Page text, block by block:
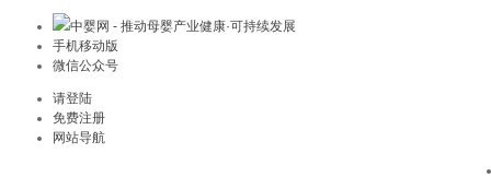
中婴网 - 推动母婴产业健康·可持续发展
手机移动版
微信公众号
请登陆
免费注册
网站导航